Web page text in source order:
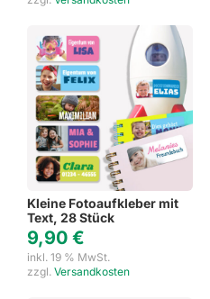
Kleine Fotoaufkleber mit
Text, 28 Stück
9,90 €
inkl. 19 % MwSt.
zzgl. Versandkosten